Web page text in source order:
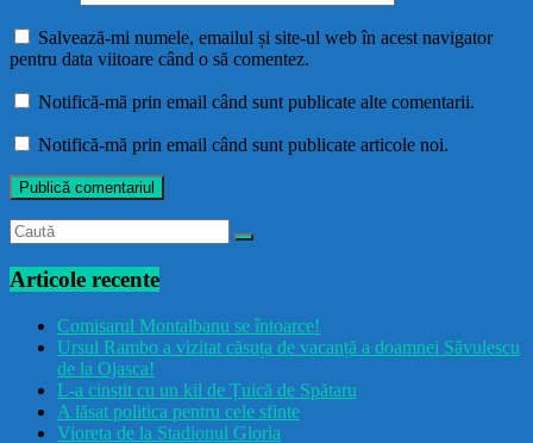
Salvează-mi numele, emailul și site-ul web în acest navigator
pentru data viitoare când o să comentez.
Notifică-mă prin email când sunt publicate alte comentarii.
Notifică-mă prin email când sunt publicate articole noi.
Articole recente
Comisarul Montalbanu se întoarce!
Ursul Rambo a vizitat căsuța de vacanță a doamnei Săvulescu
de la Ojasca!
L-a cinstit cu un kil de Țuică de Spătaru
A lăsat politica pentru cele sfinte
Vioreta de la Stadionul Gloria